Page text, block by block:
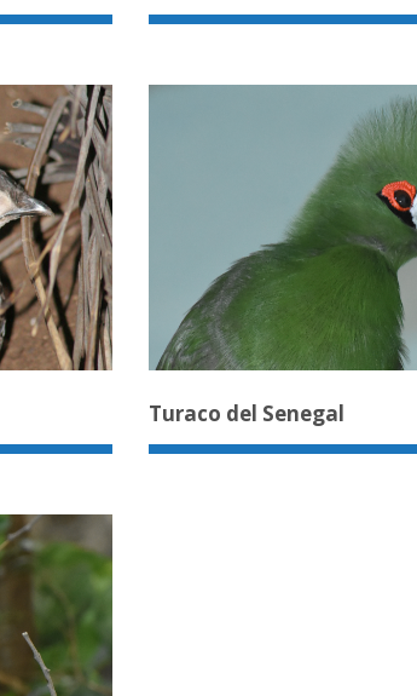
Turaco del Senegal